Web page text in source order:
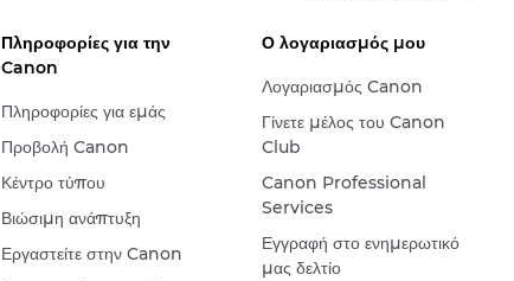
Πληροφορίες για την
Canon
Πληροφορίες για εμάς
Προβολή Canon
Κέντρο τύπου
Βιώσιμη ανάπτυξη
Εργαστείτε στην Canon
Ο λογαριασμός μου
Λογαριασμός Canon
Γίνετε μέλος του Canon
Club
Canon Professional
Services
Εγγραφή στο ενημερωτικό
μας δελτίο